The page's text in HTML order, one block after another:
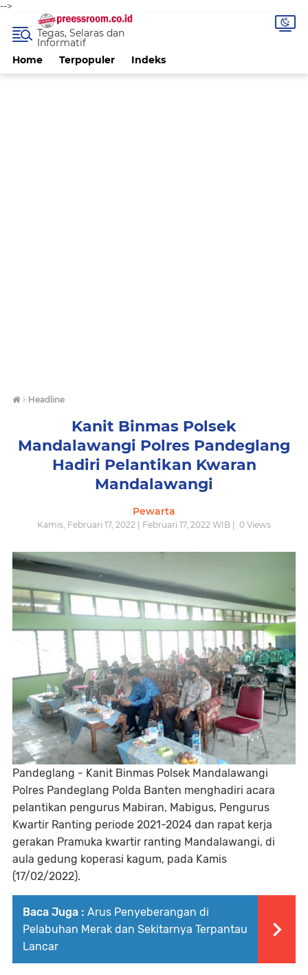
-->
Home Terpopuler Indeks
Tegas, Selaras dan
Informatif
› Headline
Kanit Binmas Polsek
Mandalawangi Polres Pandeglang
Hadiri Pelantikan Kwaran
Mandalawangi
Pewarta
Kamis, Februari 17, 2022 | Februari 17, 2022 WIB | 0 Views
Pandeglang - Kanit Binmas Polsek Mandalawangi
Polres Pandeglang Polda Banten menghadiri acara
pelantikan pengurus Mabiran, Mabigus, Pengurus
Kwartir Ranting periode 2021-2024 dan rapat kerja
gerakan Pramuka kwartir ranting Mandalawangi, di
aula gedung koperasi kagum, pada Kamis
(17/02/2022).
Baca Juga : Arus Penyeberangan di
Pelabuhan Merak dan Sekitarnya Terpantau
Lancar